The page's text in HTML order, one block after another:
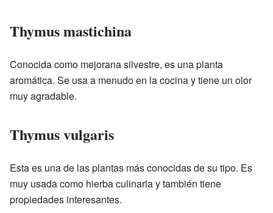
Thymus mastichina
Conocida como mejorana silvestre, es una planta
aromática. Se usa a menudo en la cocina y tiene un olor
muy agradable.
Thymus vulgaris
Esta es una de las plantas más conocidas de su tipo. Es
muy usada como hierba culinaria y también tiene
propiedades interesantes.